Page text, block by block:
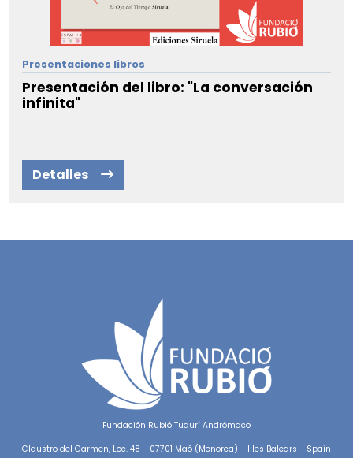
Detalles
Presentaciones libros
Presentación del libro: "La conversación
infinita"
Fundación Rubió Tudurí Andrómaco
Claustro del Carmen, Loc. 48 - 07701 Maó (Menorca) - Illes Balears - Spain